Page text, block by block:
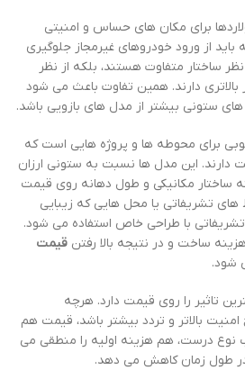
برای مکان های حساس و امنیتی
از ورود خودروهای غیرمجاز جلوگیری
ساختار متفاوت هستند، بلکه از نظر
دارند. همین تفاوت باعث می شود
ستونی بیشتر از مدل های بازویی باشد.
برای محوطه ها و پروژه هایی است که
دارند. این مدل ها نسبت به ستونی ارزان
ساختار مکانیکی و طول دهانه روی قیمت
های تشریفاتی یا محل هایی که زیبایی
با طراحی خاص استفاده می شود.
ساخت و در نتیجه بالا رفتن قیمت
شود.
تاثیر را روی قیمت دارد. هرچه
بالاتر و تردد بیشتر باشد، قیمت هم
نوع درست، هم هزینه اولیه را منطقی می
طول زمان کاهش می دهد.